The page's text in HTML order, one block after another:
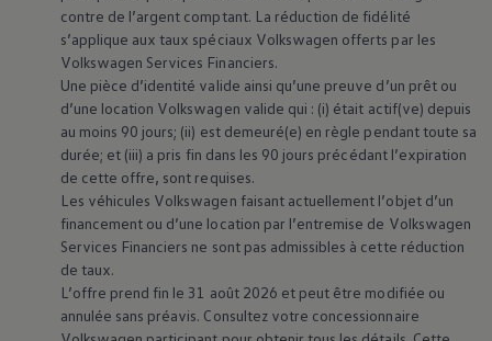
Voyants et témoins
lumineux du tableau de
bord
Consultez votre Manuel du propriétaire numérique
contre de l’argent comptant. La réduction de fidélité
s’applique aux taux spéciaux Volkswagen offerts par les
Volkswagen Services Financiers.
Une pièce d’identité valide ainsi qu’une preuve d’un prêt ou
d’une location Volkswagen valide qui : (i) était actif(ve) depuis
au moins 90 jours; (ii) est demeuré(e) en règle pendant toute sa
durée; et (iii) a pris fin dans les 90 jours précédant l’expiration
de cette offre, sont requises.
Les véhicules Volkswagen faisant actuellement l’objet d’un
financement ou d’une location par l’entremise de Volkswagen
Services Financiers ne sont pas admissibles à cette réduction
de taux.
L’offre prend fin le 31 août 2026 et peut être modifiée ou
annulée sans préavis. Consultez votre concessionnaire